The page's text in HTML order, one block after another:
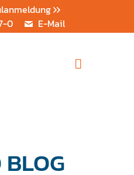
0
E-Mail
BLOG